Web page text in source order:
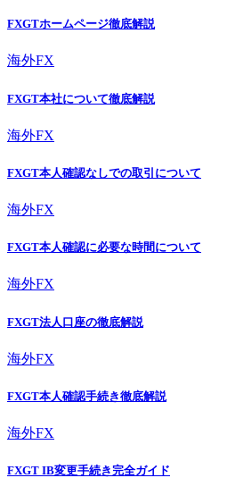
FXGTホームページ徹底解説
海外FX
FXGT本社について徹底解説
海外FX
FXGT本人確認なしでの取引について
海外FX
FXGT本人確認に必要な時間について
海外FX
FXGT法人口座の徹底解説
海外FX
FXGT本人確認手続き徹底解説
海外FX
FXGT IB変更手続き完全ガイド